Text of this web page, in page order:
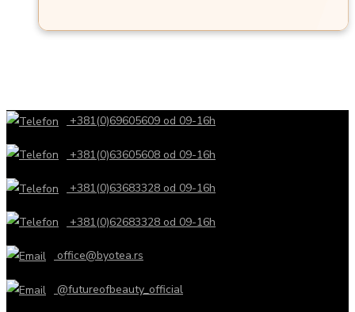
+381(0)69605609 od 09-16h
+381(0)63605608 od 09-16h
+381(0)63683328 od 09-16h
+381(0)62683328 od 09-16h
office@byotea.rs
@futureofbeauty_official